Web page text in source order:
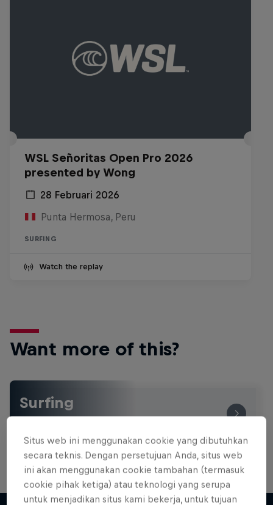
WSL Señoritas Open Pro 2026
presented by Wong
28 Februari 2026
Punta Hermosa, Peru
SURFING
Watch the replay
Want more of this?
Surfing
Inside Pro Surfing
Situs web ini menggunakan cookie yang dibutuhkan
secara teknis. Dengan persetujuan Anda, situs web
ini akan menggunakan cookie tambahan (termasuk
cookie pihak ketiga) atau teknologi yang serupa
untuk menjadikan situs kami bekerja, untuk tujuan